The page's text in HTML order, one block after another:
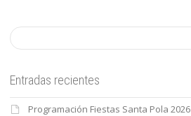
Entradas recientes
Programación Fiestas Santa Pola 2026